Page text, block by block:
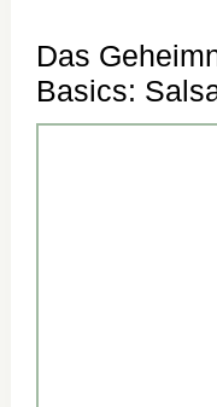
Das
Basics: